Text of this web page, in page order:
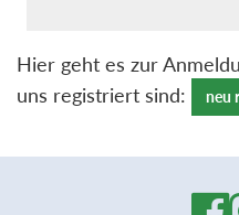
Hier geht es zur
uns registriert sind:
neu